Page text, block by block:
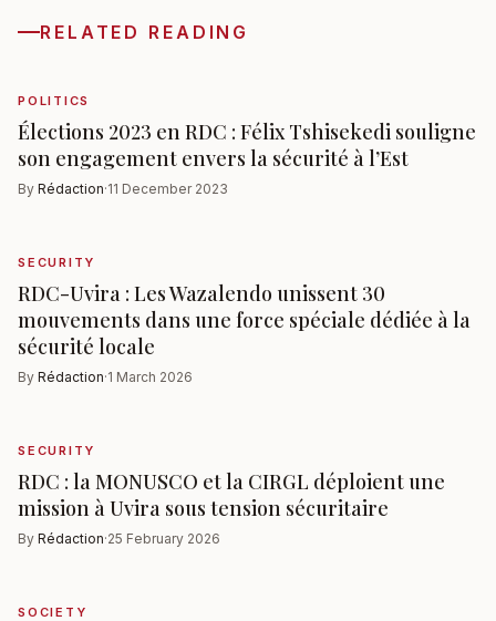
RELATED READING
POLITICS
Élections 2023 en RDC : Félix Tshisekedi souligne
son engagement envers la sécurité à l’Est
By Rédaction·11 December 2023
SECURITY
RDC-Uvira : Les Wazalendo unissent 30
mouvements dans une force spéciale dédiée à la
sécurité locale
By Rédaction·1 March 2026
SECURITY
RDC : la MONUSCO et la CIRGL déploient une
mission à Uvira sous tension sécuritaire
By Rédaction·25 February 2026
SOCIETY